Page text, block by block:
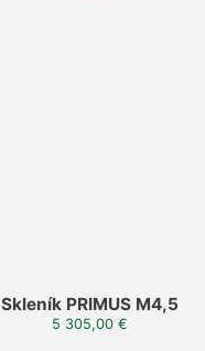
Skleník PRIMUS M4,5
5 305,00 €